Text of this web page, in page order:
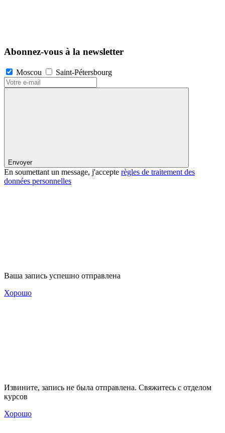
Abonnez-vous à la newsletter
Moscou Saint-Pétersbourg
Envoyer
En soumettant un message, j'accepte règles de traitement des
données personnelles
Ваша запись успешно отправлена
Хорошо
Извините, запись не была отправлена. Свяжитесь с отделом
курсов
Хорошо